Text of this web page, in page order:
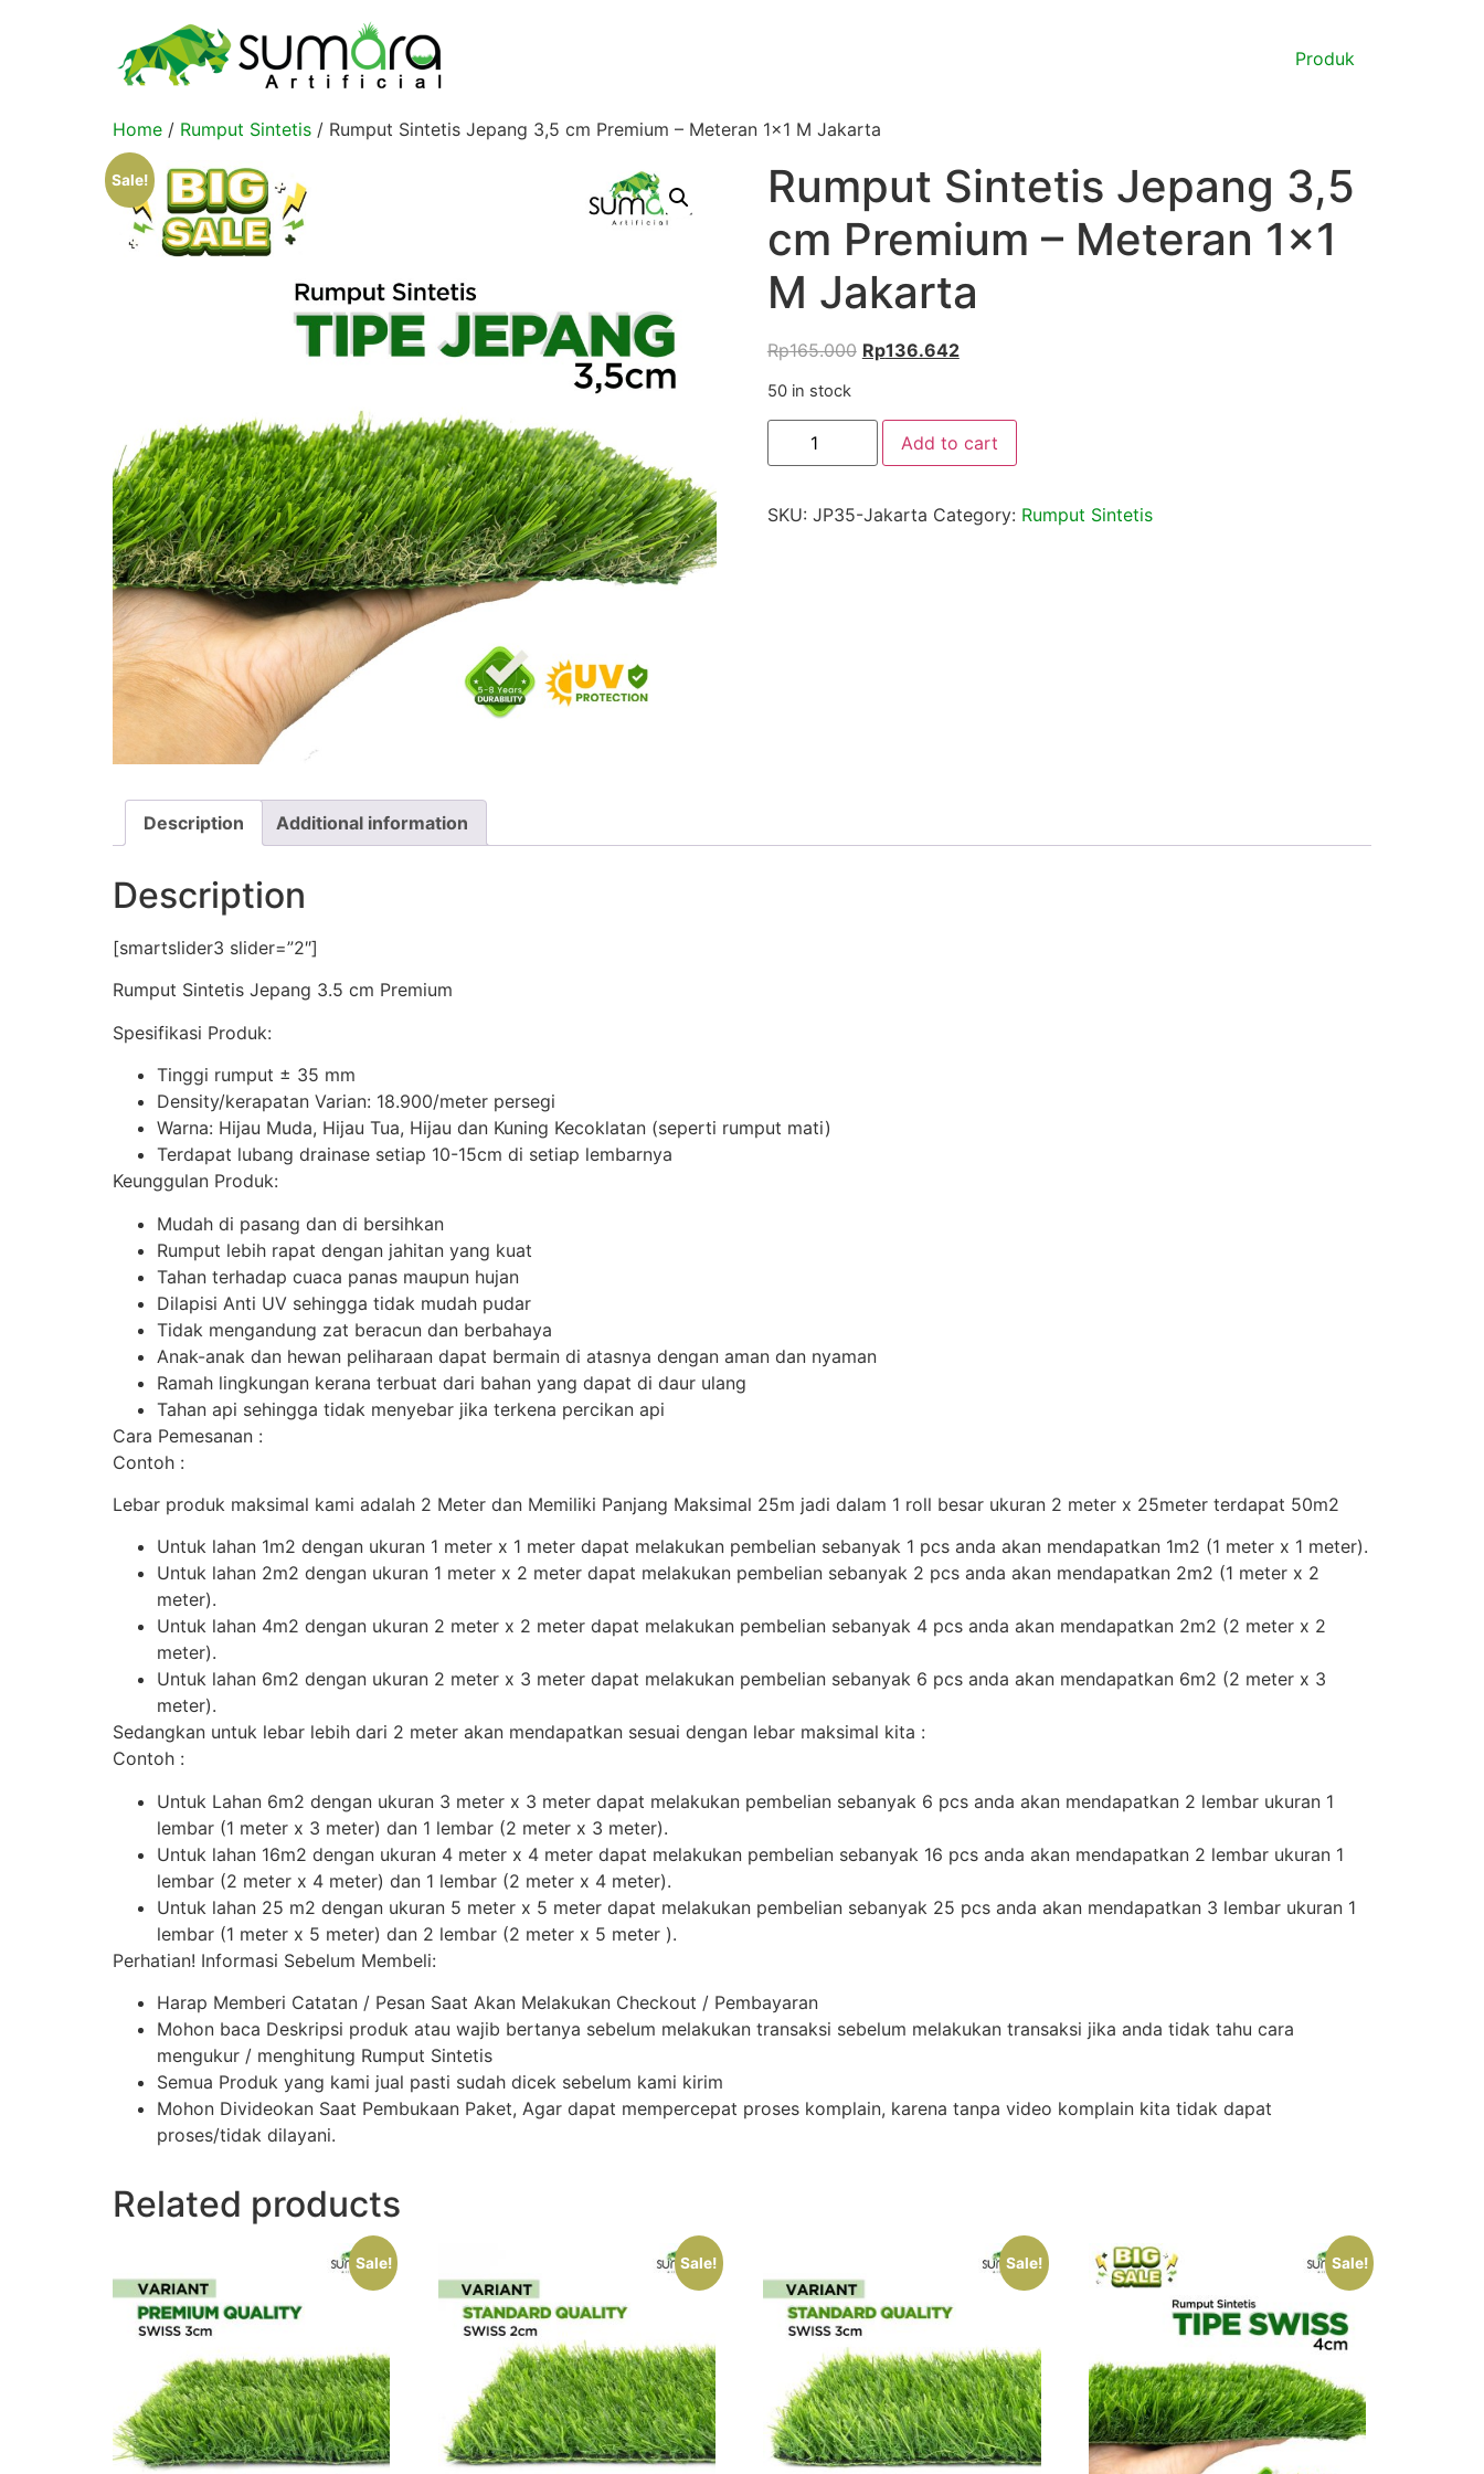
Produk
Home / Rumput Sintetis / Rumput Sintetis Jepang 3,5 cm Premium – Meteran 1×1 M Jakarta
Sale!
Rumput Sintetis Jepang 3,5
cm Premium – Meteran 1×1
M Jakarta
Rp165.000 Rp136.642
50 in stock
Add to cart
SKU: JP35-Jakarta Category: Rumput Sintetis
Description Additional information
Description
[smartslider3 slider=”2″]
Rumput Sintetis Jepang 3.5 cm Premium
Spesifikasi Produk:
Tinggi rumput ± 35 mm
Density/kerapatan Varian: 18.900/meter persegi
Warna: Hijau Muda, Hijau Tua, Hijau dan Kuning Kecoklatan (seperti rumput mati)
Terdapat lubang drainase setiap 10-15cm di setiap lembarnya
Keunggulan Produk:
Mudah di pasang dan di bersihkan
Rumput lebih rapat dengan jahitan yang kuat
Tahan terhadap cuaca panas maupun hujan
Dilapisi Anti UV sehingga tidak mudah pudar
Tidak mengandung zat beracun dan berbahaya
Anak-anak dan hewan peliharaan dapat bermain di atasnya dengan aman dan nyaman
Ramah lingkungan kerana terbuat dari bahan yang dapat di daur ulang
Tahan api sehingga tidak menyebar jika terkena percikan api
Cara Pemesanan :
Contoh :
Lebar produk maksimal kami adalah 2 Meter dan Memiliki Panjang Maksimal 25m jadi dalam 1 roll besar ukuran 2 meter x 25meter terdapat 50m2
Untuk lahan 1m2 dengan ukuran 1 meter x 1 meter dapat melakukan pembelian sebanyak 1 pcs anda akan mendapatkan 1m2 (1 meter x 1 meter).
Untuk lahan 2m2 dengan ukuran 1 meter x 2 meter dapat melakukan pembelian sebanyak 2 pcs anda akan mendapatkan 2m2 (1 meter x 2
meter).
Untuk lahan 4m2 dengan ukuran 2 meter x 2 meter dapat melakukan pembelian sebanyak 4 pcs anda akan mendapatkan 2m2 (2 meter x 2
meter).
Untuk lahan 6m2 dengan ukuran 2 meter x 3 meter dapat melakukan pembelian sebanyak 6 pcs anda akan mendapatkan 6m2 (2 meter x 3
meter).
Sedangkan untuk lebar lebih dari 2 meter akan mendapatkan sesuai dengan lebar maksimal kita :
Contoh :
Untuk Lahan 6m2 dengan ukuran 3 meter x 3 meter dapat melakukan pembelian sebanyak 6 pcs anda akan mendapatkan 2 lembar ukuran 1
lembar (1 meter x 3 meter) dan 1 lembar (2 meter x 3 meter).
Untuk lahan 16m2 dengan ukuran 4 meter x 4 meter dapat melakukan pembelian sebanyak 16 pcs anda akan mendapatkan 2 lembar ukuran 1
lembar (2 meter x 4 meter) dan 1 lembar (2 meter x 4 meter).
Untuk lahan 25 m2 dengan ukuran 5 meter x 5 meter dapat melakukan pembelian sebanyak 25 pcs anda akan mendapatkan 3 lembar ukuran 1
lembar (1 meter x 5 meter) dan 2 lembar (2 meter x 5 meter ).
Perhatian! Informasi Sebelum Membeli:
Harap Memberi Catatan / Pesan Saat Akan Melakukan Checkout / Pembayaran
Mohon baca Deskripsi produk atau wajib bertanya sebelum melakukan transaksi sebelum melakukan transaksi jika anda tidak tahu cara
mengukur / menghitung Rumput Sintetis
Semua Produk yang kami jual pasti sudah dicek sebelum kami kirim
Mohon Divideokan Saat Pembukaan Paket, Agar dapat mempercepat proses komplain, karena tanpa video komplain kita tidak dapat
proses/tidak dilayani.
Related products
Sale! Sale! Sale! Sale!